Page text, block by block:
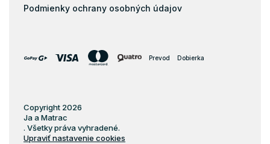
Podmienky ochrany osobných údajov
Prevod Dobierka
Copyright 2026
Ja a Matrac
. Všetky práva vyhradené.
Upraviť nastavenie cookies